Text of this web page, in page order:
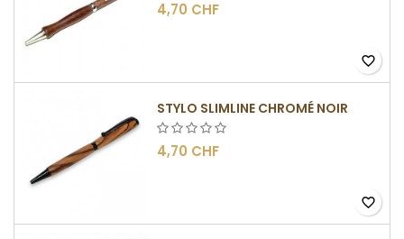
4,70 CHF
favorite_border
STYLO SLIMLINE CHROMÉ NOIR
4,70 CHF
favorite_border